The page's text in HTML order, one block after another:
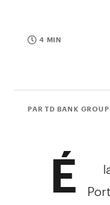
4 MIN
PAR TD BANK GROUP
É